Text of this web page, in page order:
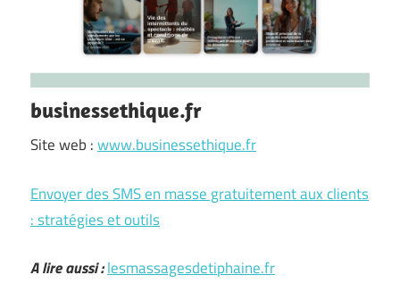
businessethique.fr
Site web :www.businessethique.fr
Envoyer des SMS en masse gratuitement aux clients
: stratégies et outils
A lire aussi :lesmassagesdetiphaine.fr